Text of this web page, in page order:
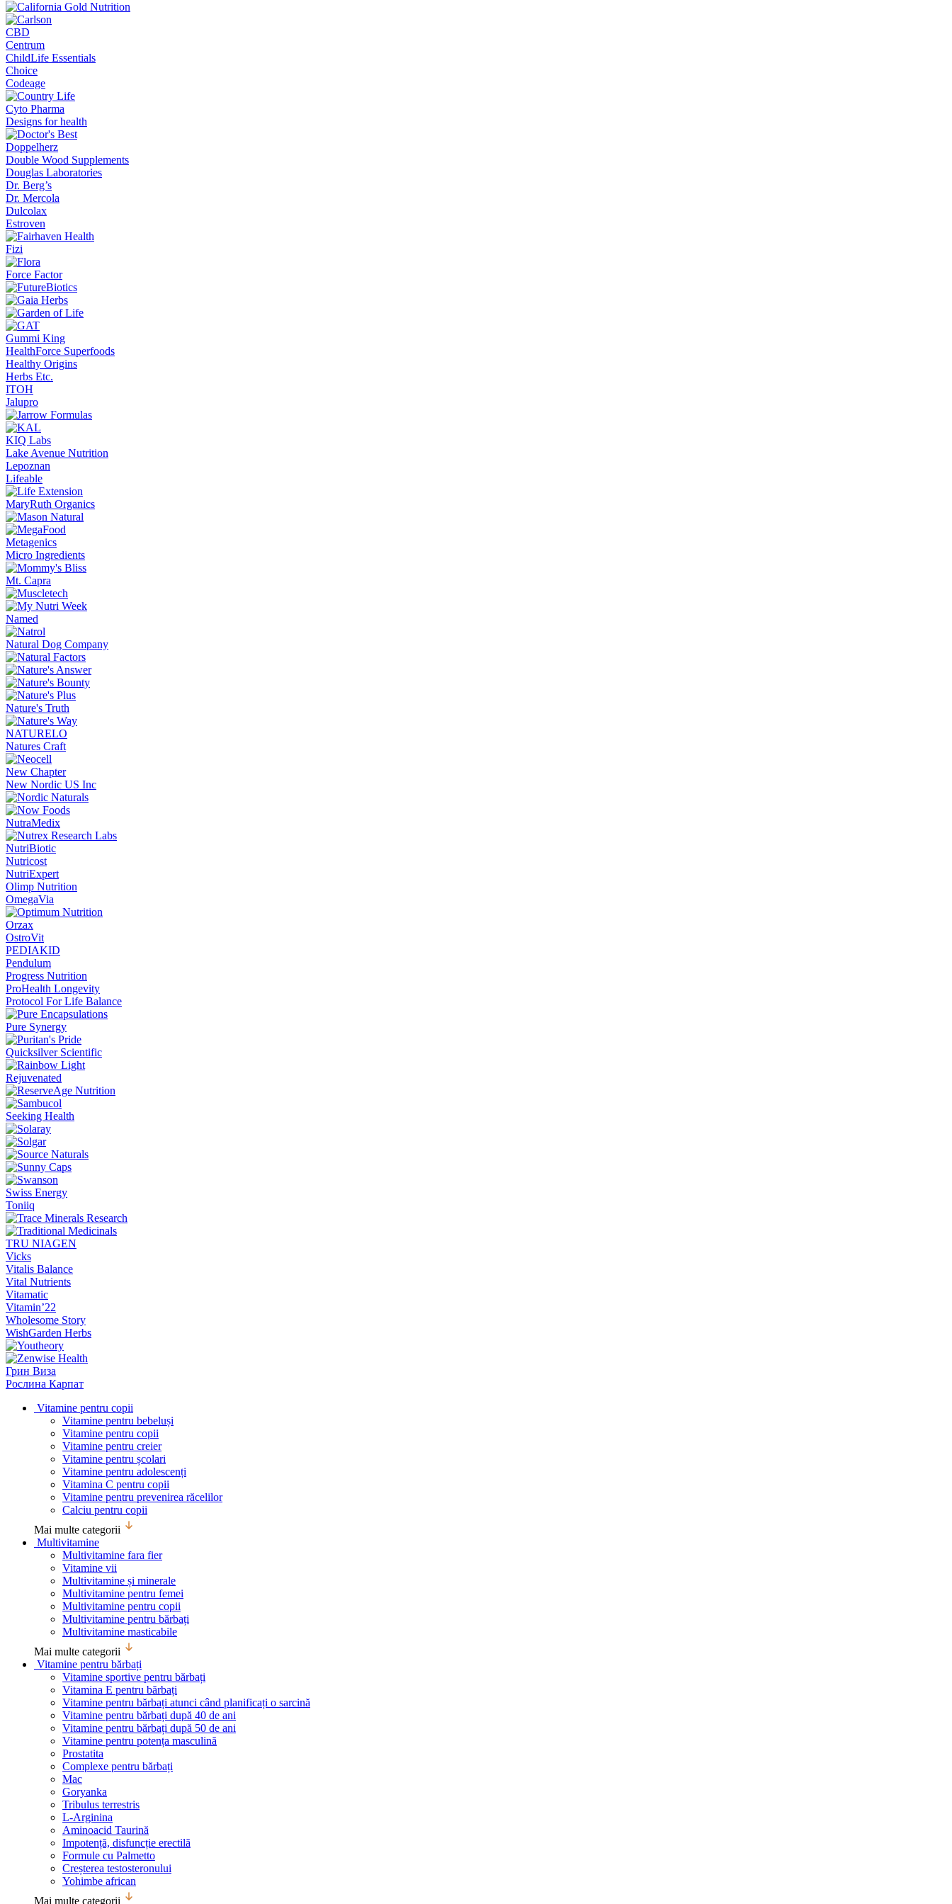
CBD
Centrum
ChildLife Essentials
Choice
Codeage
Cyto Pharma
Designs for health
Doppelherz
Double Wood Supplements
Douglas Laboratories
Dr. Berg’s
Dr. Mercola
Dulcolax
Estroven
Fizi
Force Factor
Gummi King
HealthForce Superfoods
Healthy Origins
Herbs Etc.
ITOH
Jalupro
KIQ Labs
Lake Avenue Nutrition
Lepoznan
Lifeable
MaryRuth Organics
Metagenics
Micro Ingredients
Mt. Capra
Named
Natural Dog Company
Nature's Truth
NATURELO
Natures Craft
New Chapter
New Nordic US Inc
NutraMedix
NutriBiotic
Nutricost
NutriExpert
Olimp Nutrition
OmegaVia
Orzax
OstroVit
PEDIAKID
Pendulum
Progress Nutrition
ProHealth Longevity
Protocol For Life Balance
Pure Synergy
Quicksilver Scientific
Rejuvenated
Seeking Health
Swiss Energy
Toniiq
TRU NIAGEN
Vicks
Vitalis Balance
Vital Nutrients
Vitamatic
Vitamin’22
Wholesome Story
WishGarden Herbs
Грин Виза
Рослина Карпат
Vitamine pentru copii
Vitamine pentru bebeluși
Vitamine pentru copii
Vitamine pentru creier
Vitamine pentru școlari
Vitamine pentru adolescenți
Vitamina C pentru copii
Vitamine pentru prevenirea răcelilor
Calciu pentru copii
Mai multe categorii
Multivitamine
Multivitamine fara fier
Vitamine vii
Multivitamine și minerale
Multivitamine pentru femei
Multivitamine pentru copii
Multivitamine pentru bărbați
Multivitamine masticabile
Mai multe categorii
Vitamine pentru bărbați
Vitamine sportive pentru bărbați
Vitamina E pentru bărbați
Vitamine pentru bărbați atunci când planificați o sarcină
Vitamine pentru bărbați după 40 de ani
Vitamine pentru bărbați după 50 de ani
Vitamine pentru potența masculină
Prostatita
Complexe pentru bărbați
Mac
Goryanka
Tribulus terrestris
L-Arginina
Aminoacid Taurină
Impotență, disfuncție erectilă
Formule cu Palmetto
Creșterea testosteronului
Yohimbe african
Mai multe categorii